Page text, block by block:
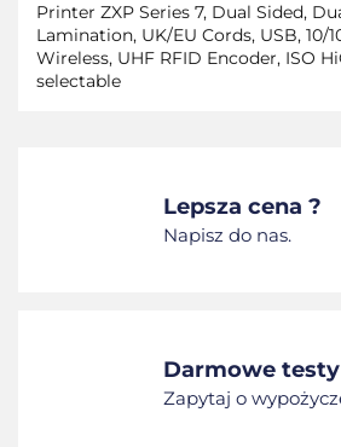
Printer ZXP Series 7, Dual Sided,
Lamination, UK/EU Cords, USB, 10/
Wireless, UHF RFID Encoder, ISO
selectable
Lepsza cena ?
Napisz do nas.
Darmowe
Zapytaj o